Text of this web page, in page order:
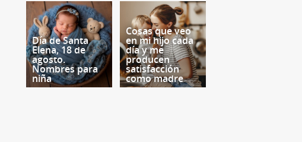
Día de Santa
Elena, 18 de
agosto.
Nombres para
niña
Cosas que veo
en mi hijo cada
día y me
producen
satisfacción
como madre